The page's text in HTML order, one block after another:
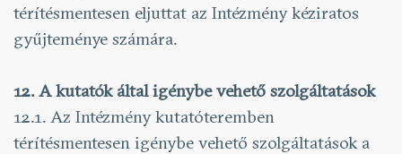
térítésmentesen eljuttat az Intézmény kéziratos
gyűjteménye számára.
12. A kutatók által igénybe vehető szolgáltatások
12.1. Az Intézmény kutatóteremben
térítésmentesen igénybe vehető szolgáltatások a